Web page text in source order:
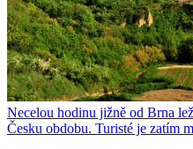
Necelou hodinu jižně od Brna
Česku obdobu. Turisté je zatím